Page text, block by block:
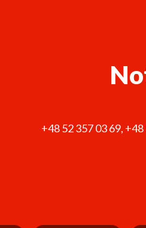
+48 52 357 03 69, +48